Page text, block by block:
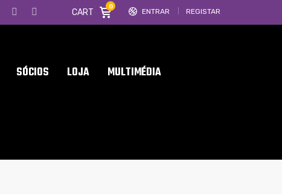
ENTRAR REGISTAR
CART
0
SÓCIOS LOJA MULTIMÉDIA